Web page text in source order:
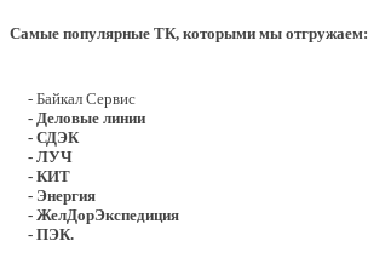
Самые популярные ТК, которыми мы отгружаем:
- Байкал Сервис
- Деловые линии
- СДЭК
- ЛУЧ
- КИТ
- Энергия
- ЖелДорЭкспедиция
- ПЭК.